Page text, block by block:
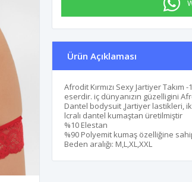
Ürün Açıklaması
Afrodit Kırmızı Sexy Jartiyer
eserdir. iç dünyanızın güzelligini
Dantel bodysuit ,Jartiyer lastikleri,
lcralı dantel kumaştan üretilmiştir
%10 Elestan
%90 Polyemit kumaş özelliğine
Beden aralığı: M,L,XL,XXL